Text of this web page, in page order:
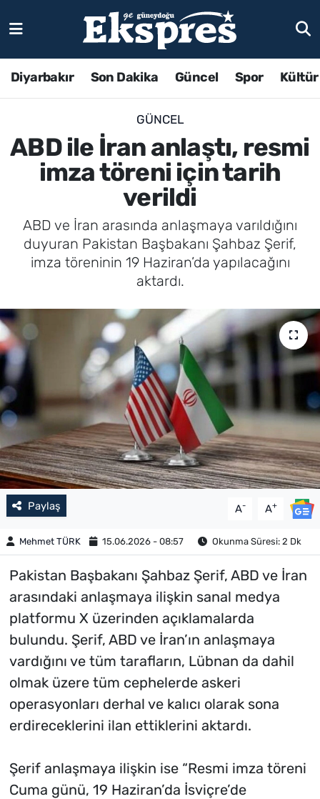
Diyarbakır Son Dakika Güncel Spor
GÜNCEL
ABD ile İran anlaştı, resmi
imza töreni için tarih
verildi
ABD ve İran arasında anlaşmaya varıldığını
duyuran Pakistan Başbakanı Şahbaz Şerif,
imza töreninin 19 Haziran’da yapılacağını
aktardı.
Paylaş A- A+
Mehmet TÜRK 15.06.2026 - 08:57 Okunma Süresi: 2 Dk
Pakistan Başbakanı Şahbaz Şerif, ABD ve İran
arasındaki anlaşmaya ilişkin sanal medya
platformu X üzerinden açıklamalarda
bulundu. Şerif, ABD ve İran’ın anlaşmaya
vardığını ve tüm tarafların, Lübnan da dahil
olmak üzere tüm cephelerde askeri
operasyonları derhal ve kalıcı olarak sona
erdireceklerini ilan ettiklerini aktardı.
Şerif anlaşmaya ilişkin ise “Resmi imza töreni
Cuma günü, 19 Haziran’da İsviçre’de